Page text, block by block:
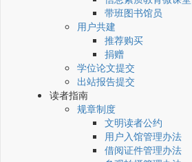
带班图书馆员
用户共建
推荐购买
捐赠
学位论文提交
出站报告提交
读者指南
规章制度
文明读者公约
用户入馆管理办法
借阅证件管理办法